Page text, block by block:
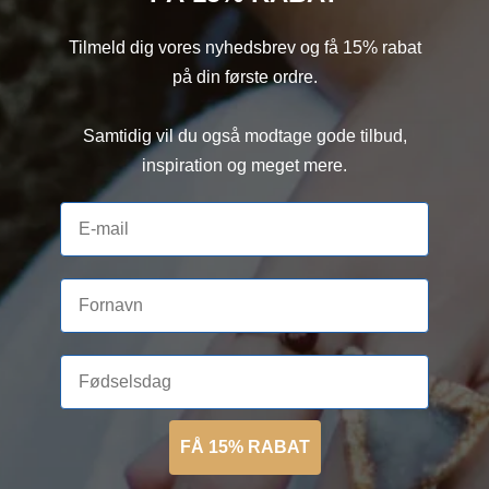
Tilmeld dig vores nyhedsbrev og få 15% rabat
på din første ordre.
Samtidig vil du også modtage gode tilbud,
inspiration og meget mere.
FÅ 15% RABAT